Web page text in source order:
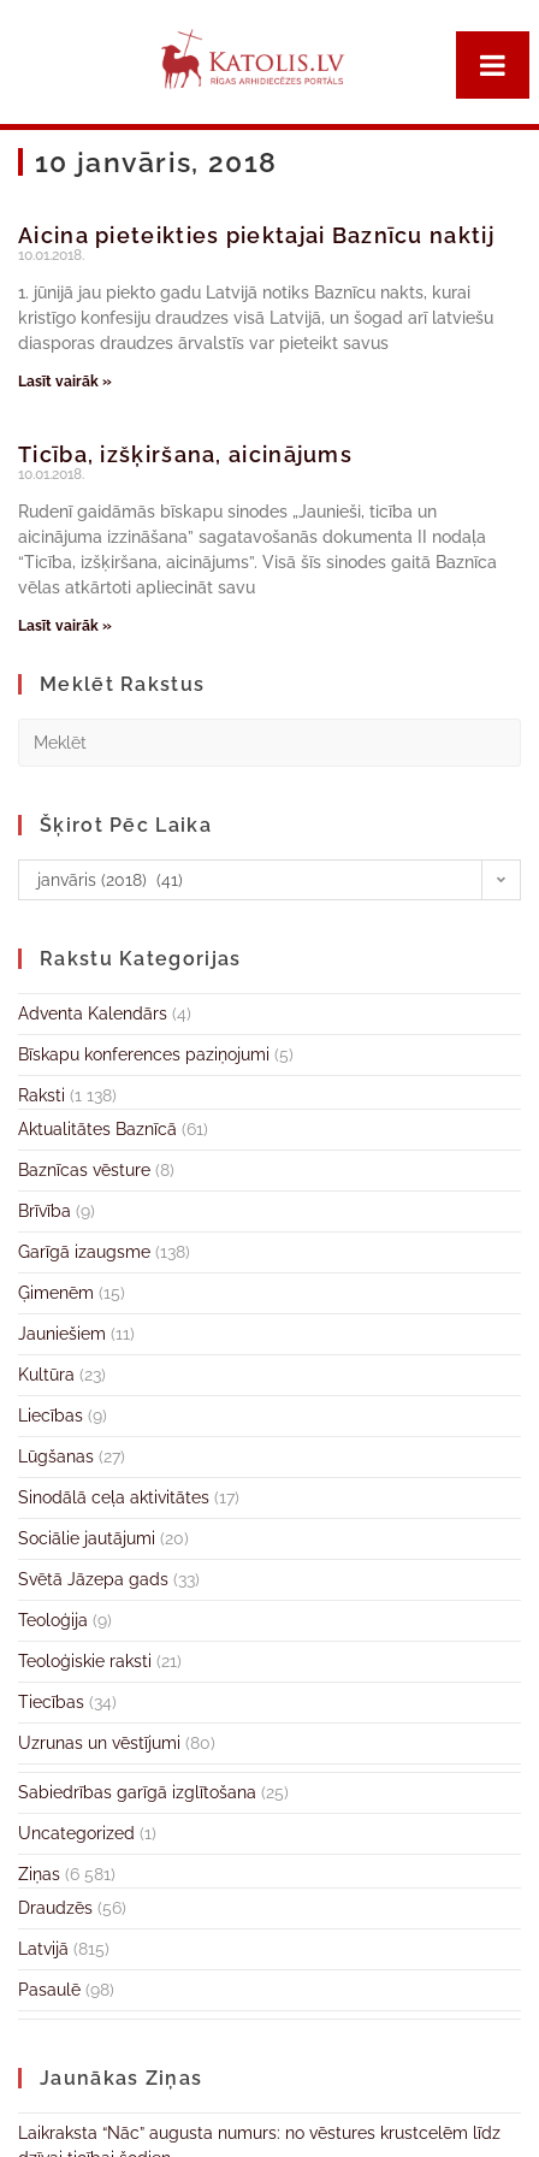
10 janvāris, 2018
Aicina pieteikties piektajai Baznīcu naktij
10.01.2018.
1. jūnijā jau piekto gadu Latvijā notiks Baznīcu nakts, kurai
kristīgo konfesiju draudzes visā Latvijā, un šogad arī latviešu
diasporas draudzes ārvalstīs var pieteikt savus
Lasīt vairāk »
Ticība, izšķiršana, aicinājums
10.01.2018.
Rudenī gaidāmās bīskapu sinodes „Jaunieši, ticība un
aicinājuma izzināšana” sagatavošanās dokumenta II nodaļa
“Ticība, izšķiršana, aicinājums”. Visā šīs sinodes gaitā Baznīca
vēlas atkārtoti apliecināt savu
Lasīt vairāk »
Meklēt Rakstus
Šķirot Pēc Laika
janvāris (2018) (41)
Rakstu Kategorijas
Adventa Kalendārs (4)
Bīskapu konferences paziņojumi (5)
Raksti (1 138)
Aktualitātes Baznīcā (61)
Baznīcas vēsture (8)
Brīvība (9)
Garīgā izaugsme (138)
Ģimenēm (15)
Jauniešiem (11)
Kultūra (23)
Liecības (9)
Lūgšanas (27)
Sinodālā ceļa aktivitātes (17)
Sociālie jautājumi (20)
Svētā Jāzepa gads (33)
Teoloģija (9)
Teoloģiskie raksti (21)
Tiecības (34)
Uzrunas un vēstījumi (80)
Sabiedrības garīgā izglītošana (25)
Uncategorized (1)
Ziņas (6 581)
Draudzēs (56)
Latvijā (815)
Pasaulē (98)
Jaunākas Ziņas
Laikraksta “Nāc” augusta numurs: no vēstures krustcelēm līdz